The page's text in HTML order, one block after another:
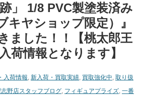
」 ​1/8 ​PVC製塗装済み
キヤショップ限定）』
ました！！【桃太郎王
荷情報となります】
入荷情報, 新入荷・買取実績, 買取強化中, 取り扱
野店スタッフブログ, フィギュアプライズ, 一番